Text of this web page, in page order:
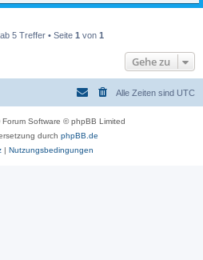
5 Treffer • Seite 1 von 1
Gehe zu
Alle Zeiten sind UTC
Forum Software © phpBB Limited
durch phpBB.de
| Nutzungsbedingungen